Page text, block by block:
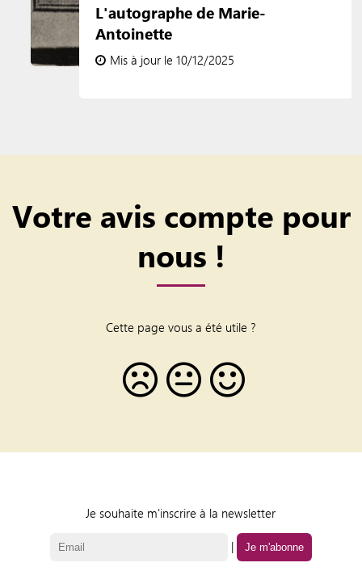
L'autographe de Marie-
Antoinette
Mis à jour le 10/12/2025
Votre avis compte pour
nous !
Cette page vous a été utile ?
Je souhaite m'inscrire à la newsletter
|